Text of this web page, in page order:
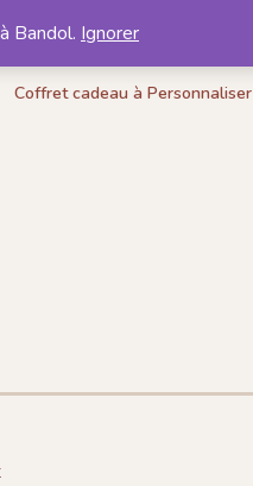
Mon compte
Coffret cadeau à Personnaliser
Bandol. Ignorer